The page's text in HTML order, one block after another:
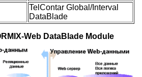
TelContar Global/Interval
DataBlade
Web DataBlade Module